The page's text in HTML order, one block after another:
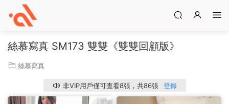
絲慕寫真 SM173 雙雙《雙雙回顧版》
絲慕寫真
非VIP用戶僅可查看8張，共86張 登錄